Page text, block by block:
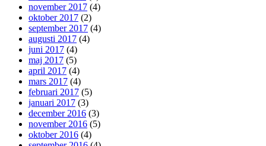
november 2017 (4)
oktober 2017 (2)
september 2017 (4)
augusti 2017 (4)
juni 2017 (4)
maj 2017 (5)
april 2017 (4)
mars 2017 (4)
februari 2017 (5)
januari 2017 (3)
december 2016 (3)
november 2016 (5)
oktober 2016 (4)